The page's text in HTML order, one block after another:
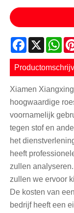
Facebook
X
Xiamen
hoogwaardige
voornamelijk
tegen stof en
het
heeft
zullen
zullen we ervoor
De kosten van
bedrijf heeft een